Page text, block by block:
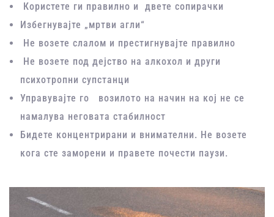
Користете ги правилно и двете сопирачки
Избегнувајте „мртви агли“
Не возете слалом и престигнувајте правилно
Не возете под дејство на алкохол и други
психотропни супстанци
Управувајте го возилото на начин на кој не се
намалува неговата стабилност
Бидете концентрирани и внимателни. Не возете
кога сте заморени и правете почести паузи.